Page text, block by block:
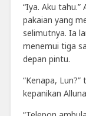
“Iya. Aku
pakaian yang
selimutnya. Ia
menemui tiga
depan pintu.
“Kenapa,
kepanikan